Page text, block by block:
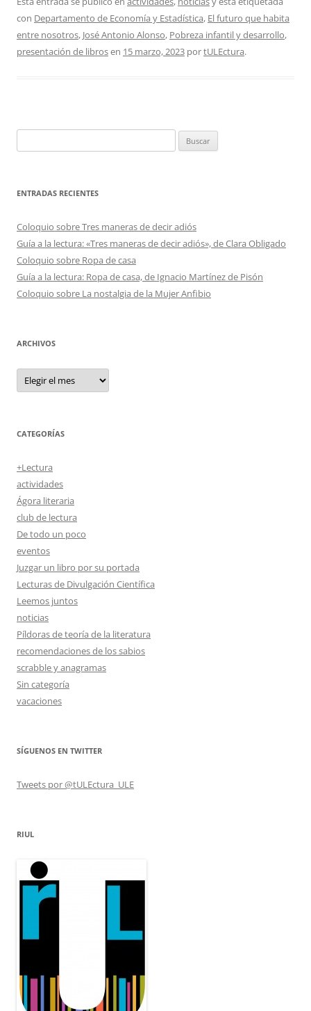
con Departamento de Economía y Estadística, El futuro que habita
entre nosotros, José Antonio Alonso, Pobreza infantil y desarrollo,
presentación de librosen 15 marzo, 2023 portULEctura.
ENTRADAS RECIENTES
Coloquio sobre Tres maneras de decir adiós
Guía a la lectura: «Tres maneras de decir adiós», de Clara Obligado
Coloquio sobre Ropa de casa
Guía a la lectura: Ropa de casa, de Ignacio Martínez de Pisón
Coloquio sobre La nostalgia de la Mujer Anfibio
ARCHIVOS
Archivos
CATEGORÍAS
+Lectura
actividades
Ágora literaria
club de lectura
De todo un poco
eventos
Juzgar un libro por su portada
Lecturas de Divulgación Científica
Leemos juntos
noticias
Píldoras de teoría de la literatura
recomendaciones de los sabios
scrabble y anagramas
Sin categoría
vacaciones
SÍGUENOS EN TWITTER
Tweets por @tULEctura_ULE
RIUL